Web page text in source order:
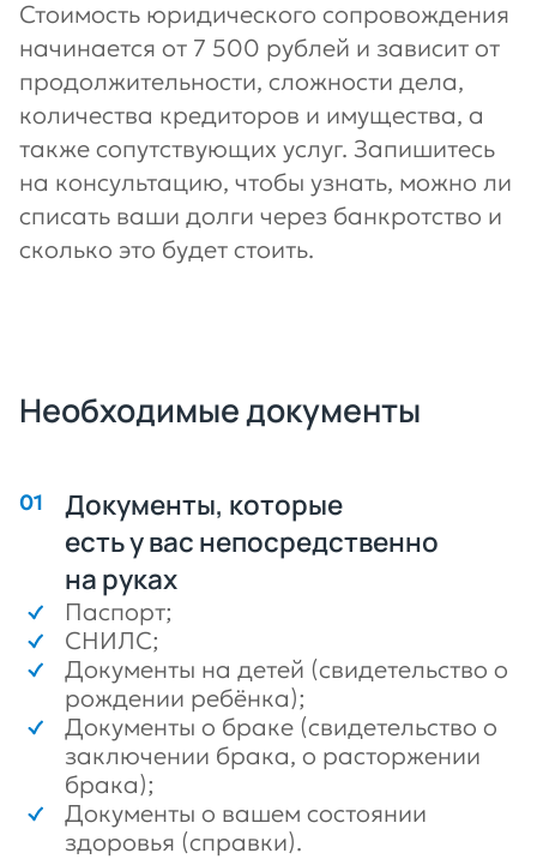
Стоимость юридического сопровождения
начинается от 7 500 рублей и зависит от
продолжительности, сложности дела,
количества кредиторов и имущества, а
также сопутствующих услуг. Запишитесь
на консультацию, чтобы узнать, можно ли
списать ваши долги через банкротство и
сколько это будет стоить.
Необходимые документы
Документы, которые
есть у вас непосредственно
на руках
Паспорт;
СНИЛС;
Документы на детей (свидетельство о
рождении ребёнка);
Документы о браке (свидетельство о
заключении брака, о расторжении
брака);
Документы о вашем состоянии
здоровья (справки).